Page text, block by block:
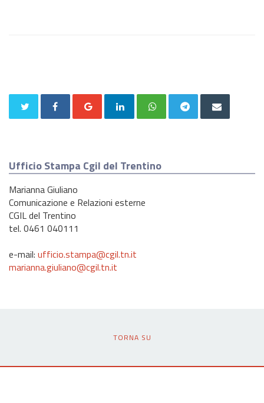
Ufficio Stampa Cgil del Trentino
Marianna Giuliano
Comunicazione e Relazioni esterne
CGIL del Trentino
tel. 0461 040111
e-mail: ufficio.stampa@cgil.tn.it
marianna.giuliano@cgil.tn.it
TORNA SU